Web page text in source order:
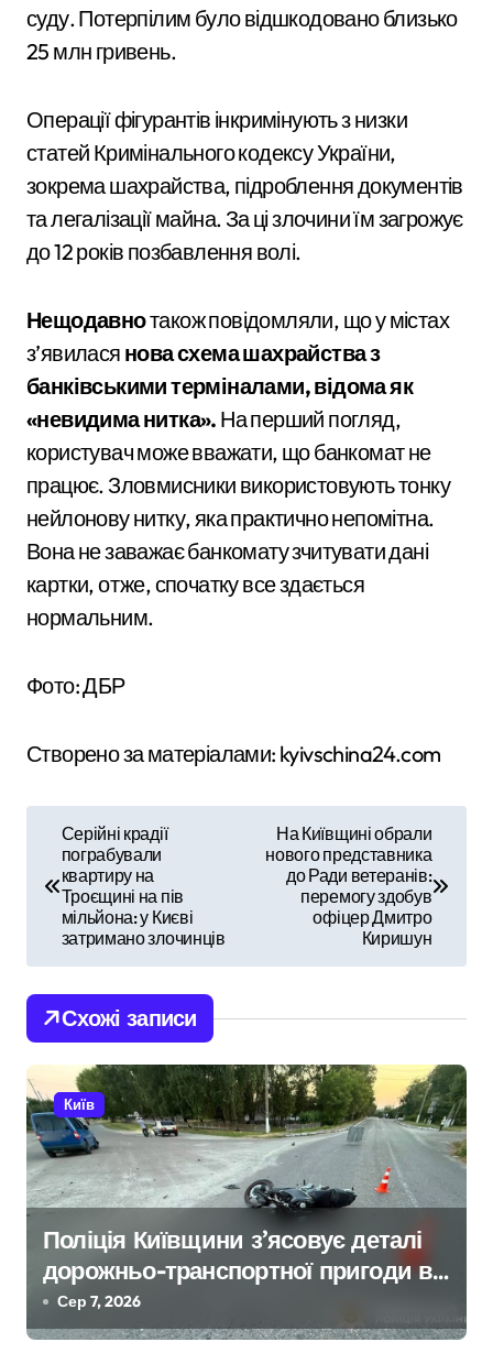
суду. Потерпілим було відшкодовано близько
25 млн гривень.
Операції фігурантів інкримінують з низки
статей Кримінального кодексу України,
зокрема шахрайства, підроблення документів
та легалізації майна. За ці злочини їм загрожує
до 12 років позбавлення волі.
Нещодавнотакож повідомляли, що у містах
з’явилася нова схема шахрайства з
банківськими терміналами, відома як
«невидима нитка». На перший погляд,
користувач може вважати, що банкомат не
працює. Зловмисники використовують тонку
нейлонову нитку, яка практично непомітна.
Вона не заважає банкомату зчитувати дані
картки, отже, спочатку все здається
нормальним.
Фото: ДБР
Створено за матеріалами: kyivschina24.com
і
г
а
ц
і
я
а
п
Серійні крадії
пограбували
квартиру на
Троєщині на пів
мільйона: у Києві
затримано злочинців
На Київщині обрали
нового представника
до Ради ветеранів:
перемогу здобув
офіцер Дмитро
Киришун
Схожі записи
Київ
Поліція Київщини з’ясовує деталі
дорожньо-транспортної пригоди в
селі Щербаки за участю двох
неповнолітніх постраждалих
Сер 7, 2026